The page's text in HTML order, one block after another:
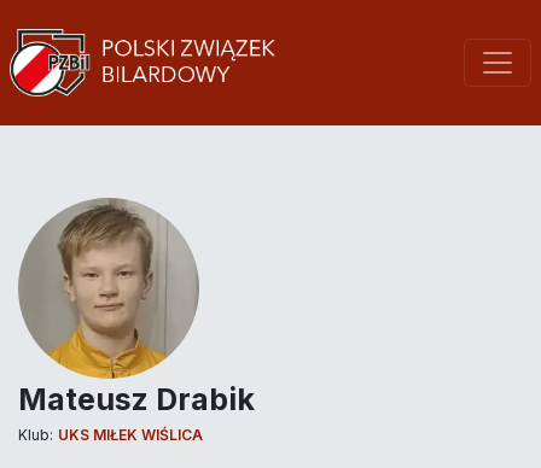
Mateusz Drabik
Klub: UKS MIŁEK WIŚLICA